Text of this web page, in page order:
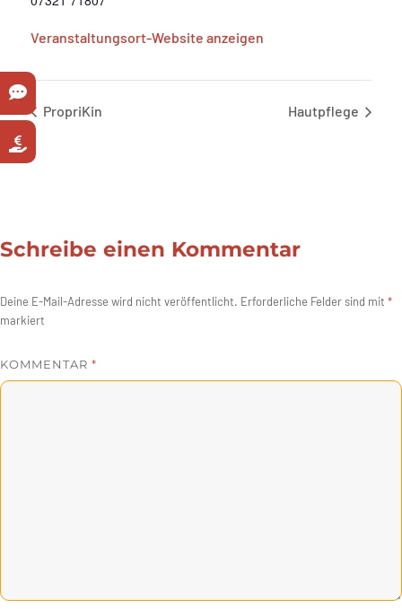
Veranstaltungsort-Website anzeigen
PropriKin Hautpflege
Schreibe einen Kommentar
Deine E-Mail-Adresse wird nicht veröffentlicht. Erforderliche Felder sind mit *
markiert
KOMMENTAR *